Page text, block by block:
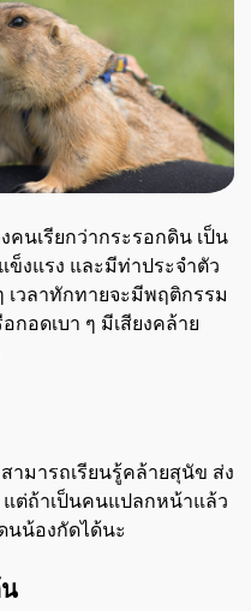
คนเรียกว่ากระรอกดิน เป็น
งแรง และมีท่าประจำตัว
วลาทักทายจะมีพฤติกรรม
อดเบา ๆ มีเสียงคล้าย
ามารถเรียนรู้คล้ายสุนัข ส่ง
แต่ถ้าเป็นคนแปลกหน้าแล้ว
นน้องกัดได้นะ